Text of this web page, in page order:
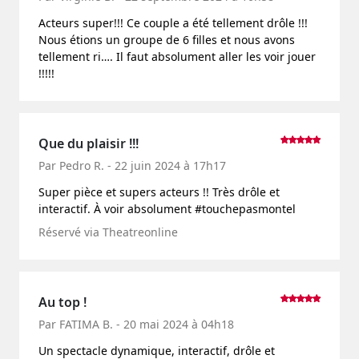
Acteurs super!!! Ce couple a été tellement drôle !!!
Nous étions un groupe de 6 filles et nous avons
tellement ri…. Il faut absolument aller les voir jouer
!!!!!
Que du plaisir !!!
Par Pedro R. - 22 juin 2024 à 17h17
Super pièce et supers acteurs !! Très drôle et
interactif. À voir absolument #touchepasmontel
Réservé via Theatreonline
Au top !
Par FATIMA B. - 20 mai 2024 à 04h18
Un spectacle dynamique, interactif, drôle et